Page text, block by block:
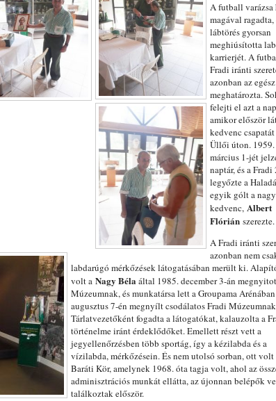
A futball varázsa
magával
lábtörés gyorsan
meghiúsította
karrierjét. A
Fradi iránti
azonban az
meghatározta.
felejti el azt a
amikor először
kedvenc
Üllői úton. 1959.
március 1-jét
naptár, és a Fradi
legyőzte a
egyik gólt a nagy
kedvenc, Albert
Flórián szerezte.
A Fradi iránti
azonban nem
labdarúgó mérkőzések látogatásában merült ki.
volt a Nagy Béla által 1985. december 3-án
Múzeumnak, és munkatársa lett a Groupama
augusztus 7-én megnyílt csodálatos Fradi
Tárlatvezetőként fogadta a látogatókat, kalauzolta a
történelme iránt érdeklődőket. Emellett részt vett a
jegyellenőrzésben több sportág, így a kézilabda és a
vízilabda, mérkőzésein. És nem utolsó sorban, ott volt
Baráti Kör, amelynek 1968. óta tagja volt, ahol az
adminisztrációs munkát ellátta, az újonnan belépők
találkoztak először.